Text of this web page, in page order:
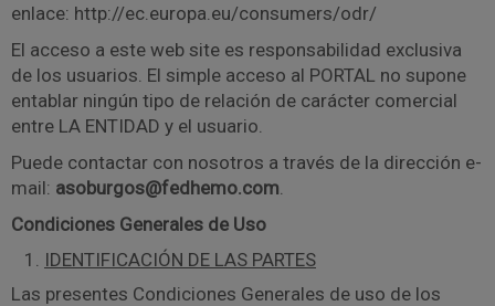
enlace: http://ec.europa.eu/consumers/odr/
El acceso a este web site es responsabilidad exclusiva
de los usuarios. El simple acceso al PORTAL no supone
entablar ningún tipo de relación de carácter comercial
entre LA ENTIDAD y el usuario.
Puede contactar con nosotros a través de la dirección e-
mail: asoburgos@fedhemo.com.
Condiciones Generales de Uso
IDENTIFICACIÓN DE LAS PARTES
Las presentes Condiciones Generales de uso de los